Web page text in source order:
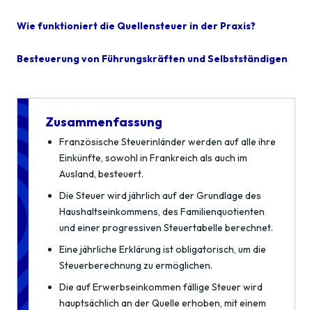
Wie funktioniert die Quellensteuer in der Praxis?
Besteuerung von Führungskräften und Selbstständigen
Zusammenfassung
Französische Steuerinländer werden auf alle ihre
Einkünfte, sowohl in Frankreich als auch im
Ausland, besteuert.
Die Steuer wird jährlich auf der Grundlage des
Haushaltseinkommens, des Familienquotienten
und einer progressiven Steuertabelle berechnet.
Eine jährliche Erklärung ist obligatorisch, um die
Steuerberechnung zu ermöglichen.
Die auf Erwerbseinkommen fällige Steuer wird
hauptsächlich an der Quelle erhoben, mit einem